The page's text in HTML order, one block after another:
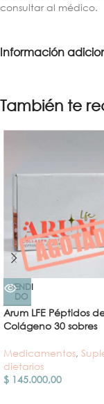
consultar al médico.
Información
También te
VENDI
DO
Arum LFE Péptidos
Colágeno 30 sobres
Medicamentos,
dietarios
$ 145.000,00